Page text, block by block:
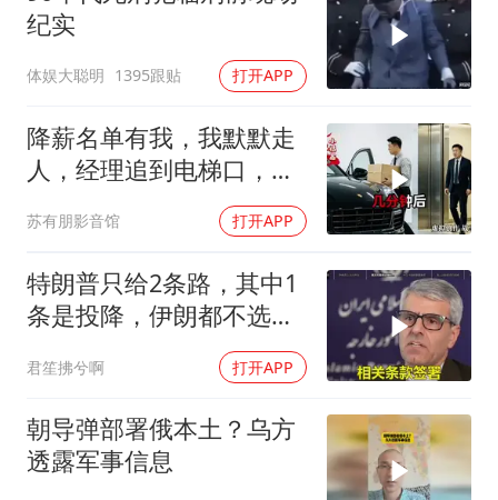
纪实
体娱大聪明 1395跟贴 打开APP
降薪名单有我，我默默走
人，经理追到电梯口，见
苏有朋影音馆 打开APP
特朗普只给2条路，其中1
条是投降，伊朗都不选，
君笙拂兮啊 打开APP
朝导弹部署俄本土？乌方
透露军事信息